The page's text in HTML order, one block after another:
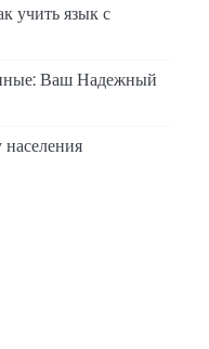
учить язык с
Ваш Надежный